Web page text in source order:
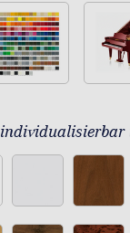
individualisierbar